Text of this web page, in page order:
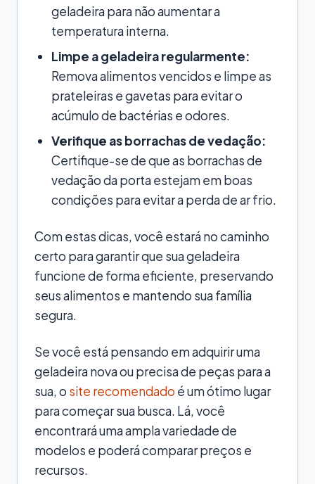
geladeira para não aumentar a
temperatura interna.
Limpe a geladeira regularmente:
Remova alimentos vencidos e limpe as
prateleiras e gavetas para evitar o
acúmulo de bactérias e odores.
Verifique as borrachas de vedação:
Certifique-se de que as borrachas de
vedação da porta estejam em boas
condições para evitar a perda de ar frio.
Com estas dicas, você estará no caminho
certo para garantir que sua geladeira
funcione de forma eficiente, preservando
seus alimentos e mantendo sua família
segura.
Se você está pensando em adquirir uma
geladeira nova ou precisa de peças para a
sua, o site recomendado é um ótimo lugar
para começar sua busca. Lá, você
encontrará uma ampla variedade de
modelos e poderá comparar preços e
recursos.